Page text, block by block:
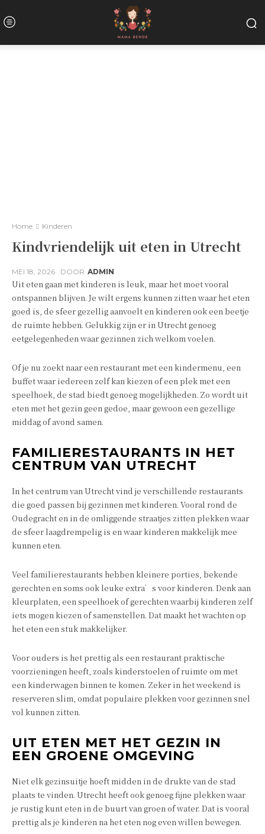
Home Kinderen
Kindvriendelijk uit eten in Utrecht
MEI 18, 2026 DOOR ADMIN
Uit eten gaan met kinderen is leuk, maar het moet vooral
ontspannen blijven. Je wilt ergens kunnen zitten waar het eten
goed is, de sfeer gezellig aanvoelt en kinderen ook een beetje
de ruimte hebben. Gelukkig zijn er in Utrecht genoeg
eetgelegenheden waar gezinnen zich welkom voelen.
Of je nu zoekt naar een restaurant met een kindermenu, een
buffet waar iedereen zelf kan kiezen of een plek met een
speelhoek, de stad biedt genoeg mogelijkheden. Zo wordt uit
eten met het gezin geen gedoe, maar gewoon een gezellige
middag of avond samen.
FAMILIERESTAURANTS IN HET
CENTRUM VAN UTRECHT
In het centrum van Utrecht vind je verschillende restaurants
die goed passen bij gezinnen met kinderen. Vooral rond de
Oudegracht en in de omliggende straatjes zitten plekken waar
de sfeer laagdrempelig is en waar kinderen makkelijk mee
kunnen eten.
Veel familierestaurants hebben kleinere porties, bekende
gerechten en soms ook leuke extra’s voor kinderen. Denk aan
kleurplaten, een speelhoek of gerechten waarbij kinderen zelf
iets mogen kiezen of samenstellen. Dat maakt het wachten op
het eten een stuk makkelijker.
Voor ouders is het prettig als een restaurant praktische
voorzieningen heeft, zoals kinderstoelen of ruimte om met
een kinderwagen binnen te komen. Zeker in het weekend is
reserveren slim, omdat populaire plekken voor gezinnen snel
vol kunnen zitten.
UIT ETEN MET HET GEZIN IN
EEN GROENE OMGEVING
Niet elk gezinsuitje hoeft midden in de drukte van de stad
plaats te vinden. Utrecht heeft ook genoeg fijne plekken waar
je rustig kunt eten in de buurt van groen of water. Dat is vooral
prettig als je kinderen na het eten nog even willen bewegen.